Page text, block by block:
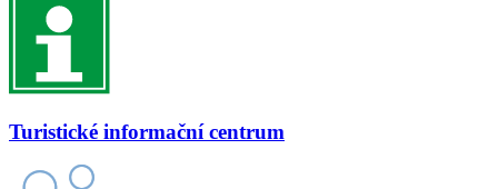
Turistické informační centrum